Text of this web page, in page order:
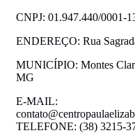
CNPJ: 01.947.440/0001-
ENDEREÇO: Rua
MUNICÍPIO: Montes
MG CEP:
E-MAIL:
TELEFONE: (38) 3215-